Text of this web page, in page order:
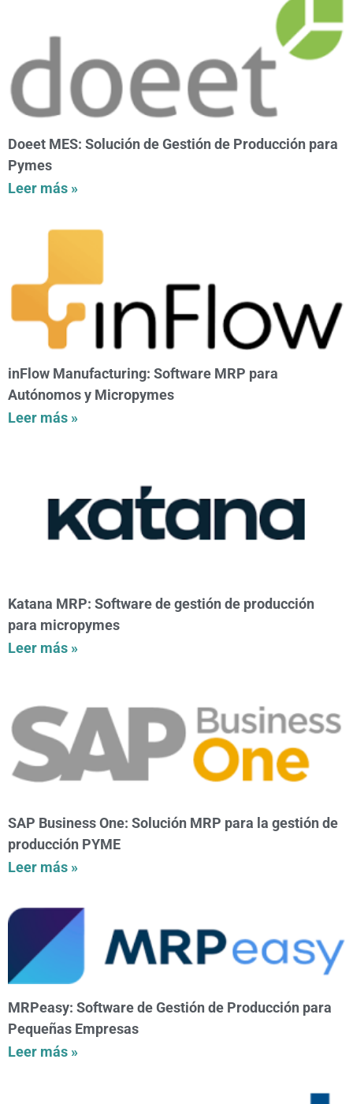
Doeet MES: Solución de Gestión de Producción para
Pymes
Leer más »
inFlow Manufacturing: Software MRP para
Autónomos y Micropymes
Leer más »
Katana MRP: Software de gestión de producción
para micropymes
Leer más »
SAP Business One: Solución MRP para la gestión de
producción PYME
Leer más »
MRPeasy: Software de Gestión de Producción para
Pequeñas Empresas
Leer más »